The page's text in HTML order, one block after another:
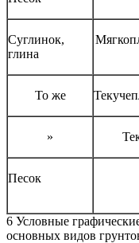
Суглинок,
глина
То же
»
Песок
6 Условные
основных видов